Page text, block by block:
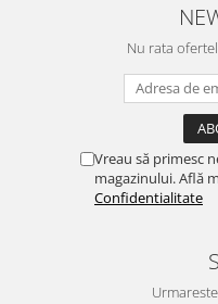
Nu rata
Vreau să primesc
magazinului. Află
Confidentialitate